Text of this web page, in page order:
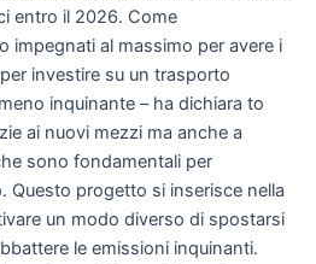
entro il 2026. Come
impegnati al massimo per avere i
investire su un trasporto
inquinante – ha dichiara to
ai nuovi mezzi ma anche a
sono fondamentali per
Questo progetto si inserisce nella
un modo diverso di spostarsi
le emissioni inquinanti.